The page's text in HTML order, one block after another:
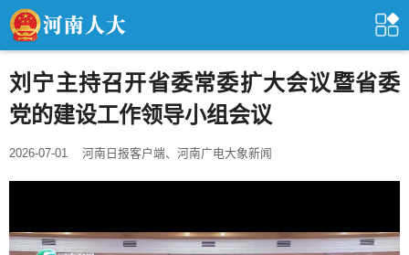
刘宁主持召开省委常委扩大会议暨省委
党的建设工作领导小组会议
2026-07-01 河南日报客户端、河南广电大象新闻